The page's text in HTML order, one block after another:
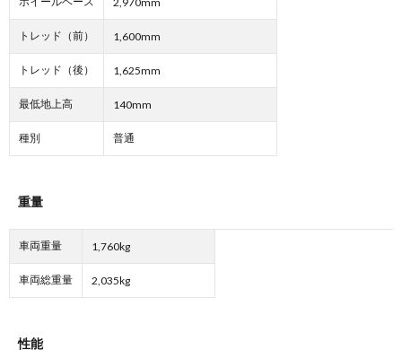
トレッド（前） 1,600mm
トレッド（後） 1,625mm
最低地上高 140mm
種別 普通
重量
車両重量 1,760kg
車両総重量 2,035kg
性能